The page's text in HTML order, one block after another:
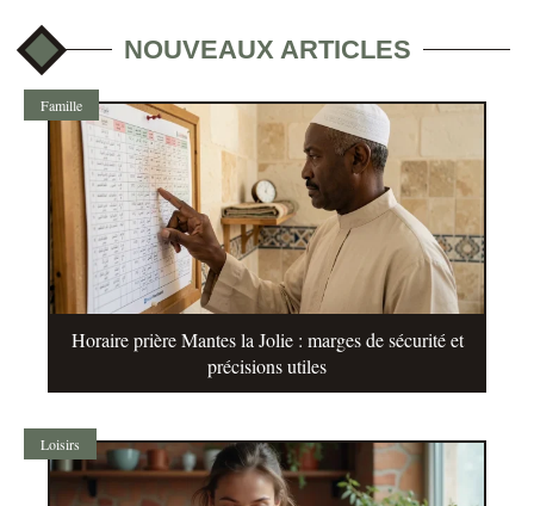
NOUVEAUX ARTICLES
Famille
Horaire prière Mantes la Jolie : marges de sécurité et
précisions utiles
Loisirs